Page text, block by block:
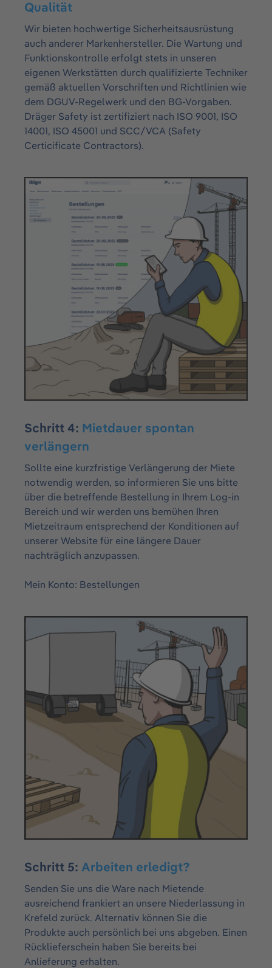
Qualität
Wir bieten hochwertige Sicherheitsausrüstung
auch anderer Markenhersteller. Die Wartung und
Funktionskontrolle erfolgt stets in unseren
eigenen Werkstätten durch qualifizierte Techniker
gemäß aktuellen Vorschriften und Richtlinien wie
dem DGUV-Regelwerk und den BG-Vorgaben.
Dräger Safety ist zertifiziert nach ISO 9001, ISO
14001, ISO 45001 und SCC/VCA (Safety
Certicificate Contractors).
Schritt 4: Mietdauer spontan
verlängern
Sollte eine kurzfristige Verlängerung der Miete
notwendig werden, so informieren Sie uns bitte
über die betreffende Bestellung in Ihrem Log-in
Bereich und wir werden uns bemühen Ihren
Mietzeitraum entsprechend der Konditionen auf
unserer Website für eine längere Dauer
nachträglich anzupassen.
Mein Konto: Bestellungen
Schritt 5: Arbeiten erledigt?
Senden Sie uns die Ware nach Mietende
ausreichend frankiert an unsere Niederlassung in
Krefeld zurück. Alternativ können Sie die
Produkte auch persönlich bei uns abgeben. Einen
Rücklieferschein haben Sie bereits bei
Anlieferung erhalten.